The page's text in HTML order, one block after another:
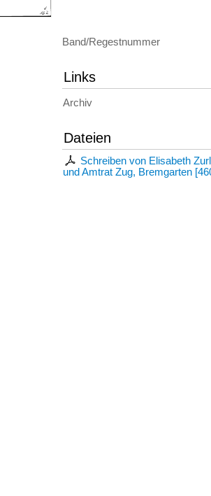
Band/Regestnummer
Links
Archiv
Dateien
Schreiben von Elisabeth
und Amtrat Zug, Bremgarten [